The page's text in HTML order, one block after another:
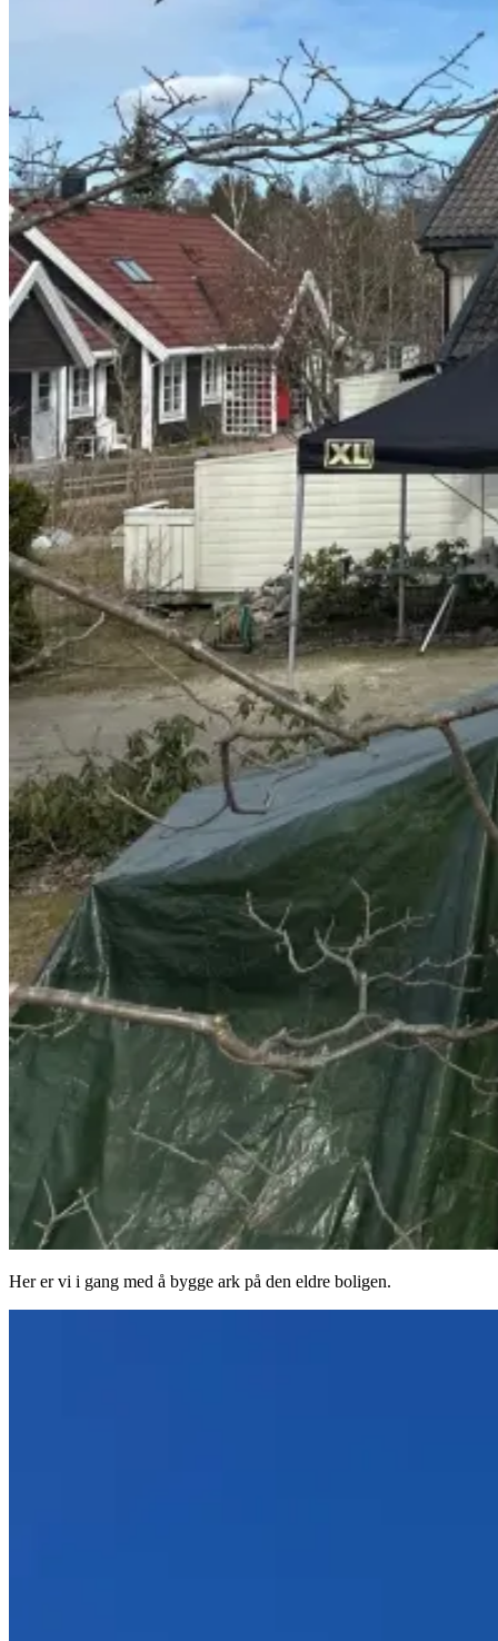
Her er vi i gang med å bygge ark på den eldre boligen.